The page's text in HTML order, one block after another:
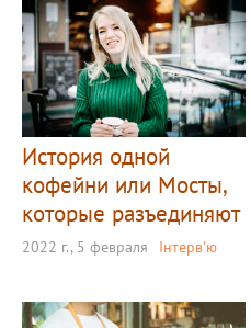
История одной
кофейни или Мосты,
которые разъединяют
2022 г., 5 февраля Інтерв'ю